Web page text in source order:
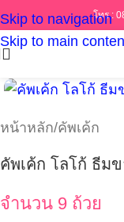
Skip to navigation
Skip to main
โทร :
หน้าหลัก/คัพเค้ก
คัพเค้ก โลโก้ ธีม
จำนวน 9 ถ้วย